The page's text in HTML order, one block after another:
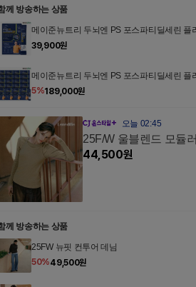
께 방송하는 상품
메이준뉴트리 두뇌엔 PS 포스파티딜세린 플
39,900원
메이준뉴트리 두뇌엔 PS 포스파티딜세린 플
월분)
5%189,000원
오늘 02:45
25F/W 울블렌드 모듈
44,500원
께 방송하는 상품
25FW 뉴핏 컨투어 데님
50%49,500원